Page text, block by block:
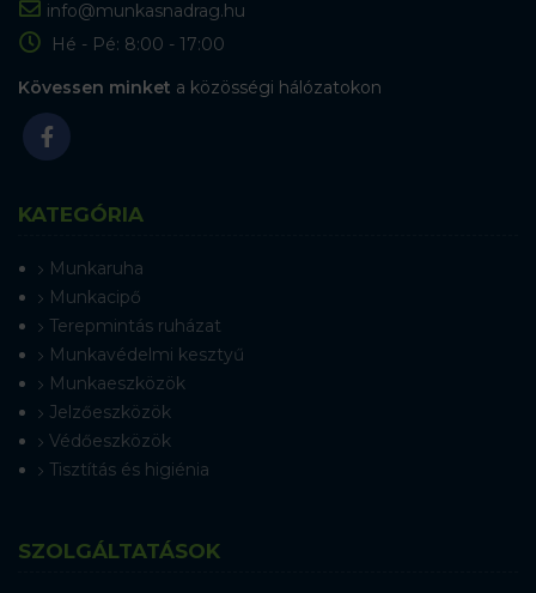
info@munkasnadrag.hu
Hé - Pé: 8:00 - 17:00
Kövessen minket a közösségi hálózatokon
KATEGÓRIA
Munkaruha
Munkacipő
Terepmintás ruházat
Munkavédelmi kesztyű
Munkaeszközök
Jelzőeszközök
Védőeszközök
Tisztítás és higiénia
SZOLGÁLTATÁSOK